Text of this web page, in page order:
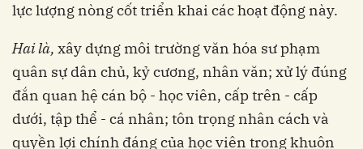
lực lượng nòng cốt triển khai các hoạt động này.
Hai là, xây dựng môi trường văn hóa sư phạm
quân sự dân chủ, kỷ cương, nhân văn; xử lý đúng
đắn quan hệ cán bộ - học viên, cấp trên - cấp
dưới, tập thể - cá nhân; tôn trọng nhân cách và
quyền lợi chính đáng của học viên trong khuôn